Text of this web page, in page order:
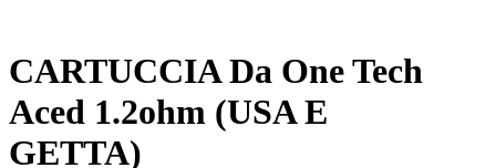
CARTUCCIA Da One Tech
Aced 1.2ohm (USA E
GETTA)